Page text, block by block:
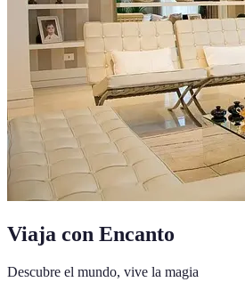
Viaja con Encanto
Descubre el mundo, vive la magia